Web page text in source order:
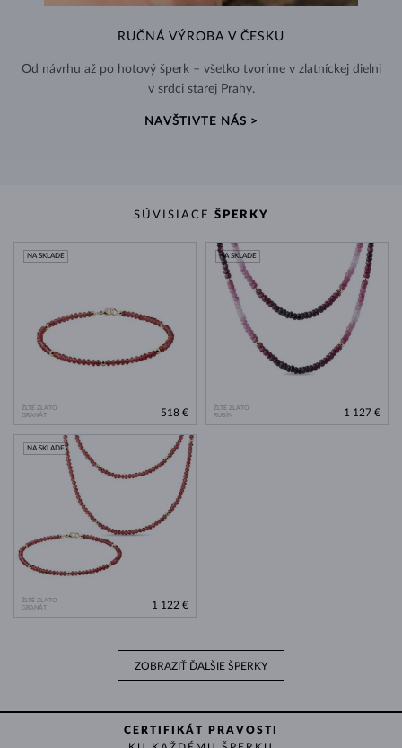
RUČNÁ VÝROBA V ČESKU
Od návrhu až po hotový šperk – všetko tvoríme v zlatníckej dielni
v srdci starej Prahy.
NAVŠTIVTE NÁS >
SÚVISIACE ŠPERKY
ŽLTÉ ZLATO
GRANÁT
NA SKLADE
518 €
ŽLTÉ ZLATO
RUBÍN
NA SKLADE
1 127 €
ŽLTÉ ZLATO
GRANÁT
NA SKLADE
1 122 €
ZOBRAZIŤ ĎALŠIE ŠPERKY
CERTIFIKÁT PRAVOSTI